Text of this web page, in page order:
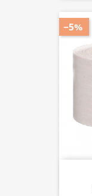
−5%